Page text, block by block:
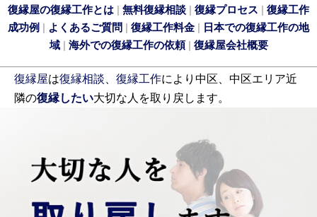
復縁屋の復縁工作とは | 無料復縁相談 | 復縁プロセス | 復縁工作
成功例 | よくあるご質問 | 復縁工作料金 | 日本での復縁工作の地
域| 海外での復縁工作の依頼| 復縁屋会社概要
復縁屋は復縁相談 復縁工作により中区、中区エリア近
隣の復縁したい大切な人を取り戻します。